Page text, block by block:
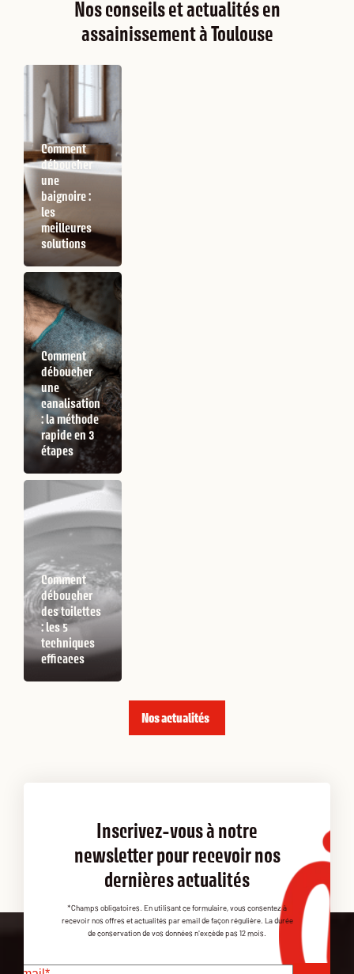
Nos conseils et actualités en
assainissement à Toulouse
Nos actualités
Comment
déboucher
une
baignoire :
les
meilleures
solutions
Comment
déboucher
une
canalisation
: la méthode
rapide en 3
étapes
Comment
déboucher
des toilettes
: les 5
techniques
efficaces
Inscrivez-vous à notre
newsletter pour recevoir nos
dernières actualités
*Champs obligatoires. En utilisant ce formulaire, vous consentez à
recevoir nos offres et actualités par email de façon régulière. La durée
de conservation de vos données n'excède pas 12 mois.